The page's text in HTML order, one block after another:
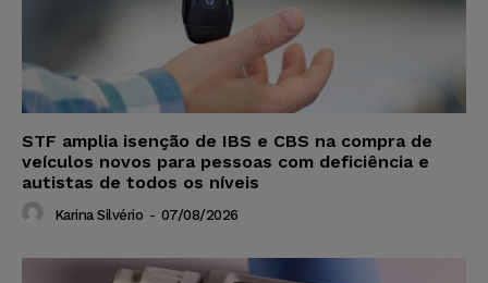
STF amplia isenção de IBS e CBS na compra de
veículos novos para pessoas com deficiência e
autistas de todos os níveis
Karina Silvério - 07/08/2026